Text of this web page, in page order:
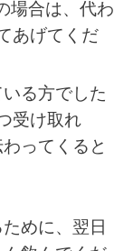
場合は、代わ
あげてくだ
る方でした
受け取れ
ってくると
めに、翌日